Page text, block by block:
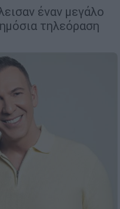
έναν μεγάλο
τηλεόραση